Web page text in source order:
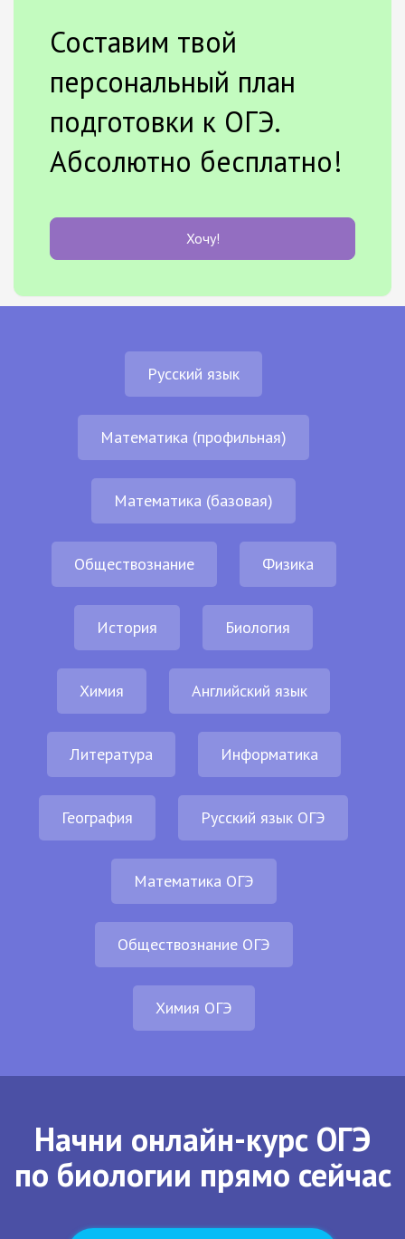
Составим твой
персональный план
подготовки к ОГЭ.
Абсолютно бесплатно!
Хочу!
Русский язык
Математика (профильная)
Математика (базовая)
Обществознание Физика
История Биология
Химия Английский язык
Литература Информатика
География Русский язык ОГЭ
Математика ОГЭ
Обществознание ОГЭ
Химия ОГЭ
Начни онлайн-курс ОГЭ
по биологии прямо сейчас